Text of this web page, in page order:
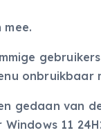
onbruikbaar
gedaan van
11